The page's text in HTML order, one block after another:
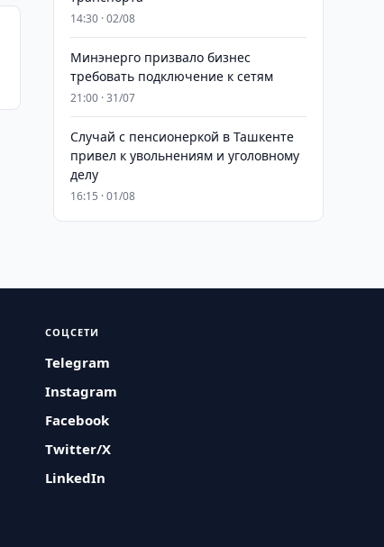
14:30 · 02/08
Минэнерго призвало бизнес
требовать подключение к сетям
21:00 · 31/07
Случай с пенсионеркой в Ташкенте
привел к увольнениям и уголовному
делу
16:15 · 01/08
СОЦСЕТИ
Telegram
Instagram
Facebook
Twitter/X
LinkedIn